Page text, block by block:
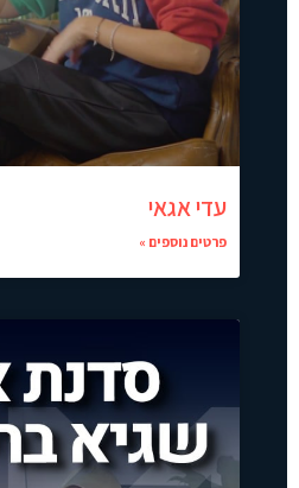
עדי אגאי
פרטים נוספים »